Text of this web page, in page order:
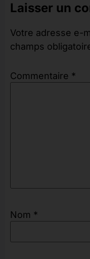
Laisser un
Votre adresse e-
champs
Commentaire *
Nom *